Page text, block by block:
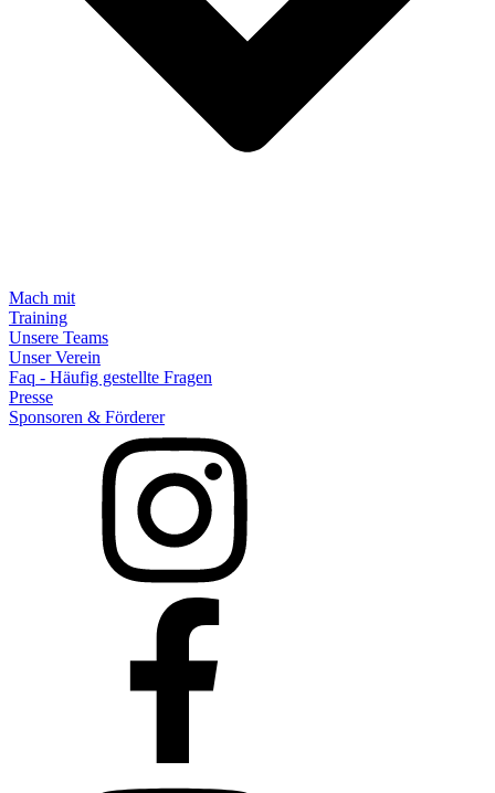
Mach mit
Training
Unsere Teams
Unser Verein
Faq - Häufig gestellte Fragen
Presse
Sponsoren & Förderer